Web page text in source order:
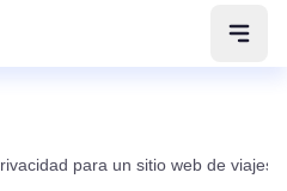
Abrir
para un sitio web de viajes: